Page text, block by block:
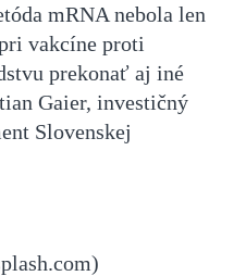
mRNA nebola len
vakcíne proti
prekonať aj iné
Gaier, investičný
Slovenskej